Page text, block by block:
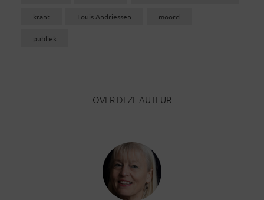
krant Louis Andriessen moord
publiek
OVER DEZE AUTEUR